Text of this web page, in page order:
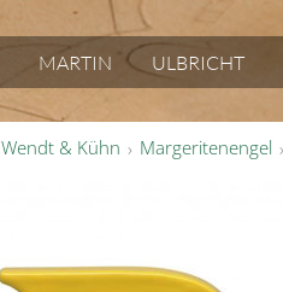
MARTIN ULBRICHT
Wendt & Kühn Margeritenengel